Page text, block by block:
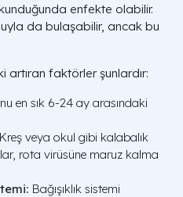
enfekte olabilir.
da bulaşabilir, ancak bu
artıran faktörler şunlardır:
en sık 6-24 ay arasındaki
Kreş veya okul gibi kalabalık
rota virüsüne maruz kalma
Bağışıklık sistemi